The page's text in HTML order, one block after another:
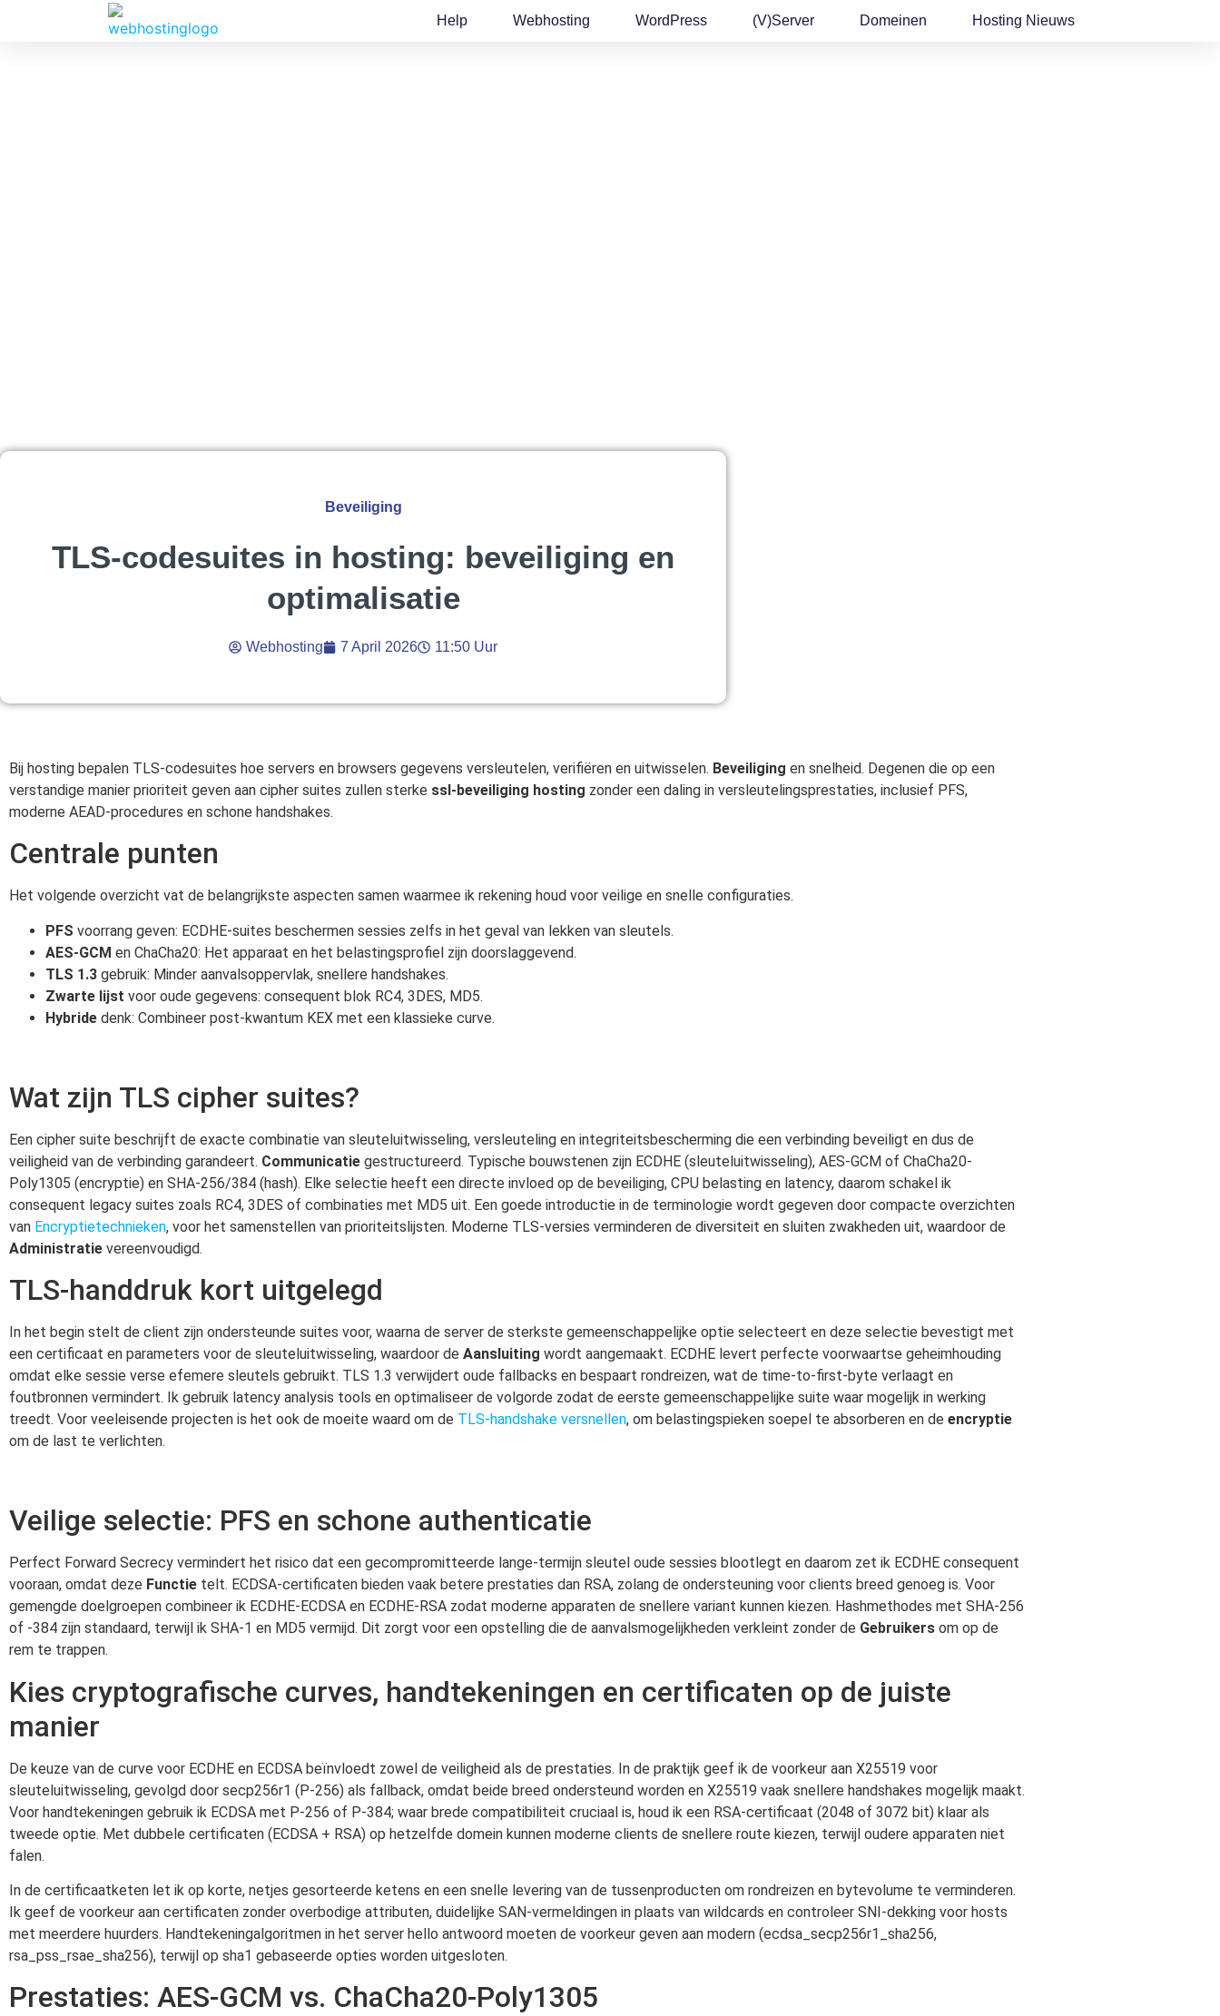
Help Webhosting WordPress (v)Server Domeinen Hosting Nieuws
Beveiliging
TLS-codesuites in hosting: beveiliging en
optimalisatie
Webhosting 7 April 2026 11:50 Uur
Bij hosting bepalen TLS-codesuites hoe servers en browsers gegevens versleutelen, verifiëren en uitwisselen. Beveiliging en snelheid. Degenen die op een
verstandige manier prioriteit geven aan cipher suites zullen sterke ssl-beveiliging hosting zonder een daling in versleutelingsprestaties, inclusief PFS,
moderne AEAD-procedures en schone handshakes.
Centrale punten
Het volgende overzicht vat de belangrijkste aspecten samen waarmee ik rekening houd voor veilige en snelle configuraties.
PFS voorrang geven: ECDHE-suites beschermen sessies zelfs in het geval van lekken van sleutels.
AES-GCM en ChaCha20: Het apparaat en het belastingsprofiel zijn doorslaggevend.
TLS 1.3 gebruik: Minder aanvalsoppervlak, snellere handshakes.
Zwarte lijst voor oude gegevens: consequent blok RC4, 3DES, MD5.
Hybride denk: Combineer post-kwantum KEX met een klassieke curve.
Wat zijn TLS cipher suites?
Een cipher suite beschrijft de exacte combinatie van sleuteluitwisseling, versleuteling en integriteitsbescherming die een verbinding beveiligt en dus de
veiligheid van de verbinding garandeert. Communicatie gestructureerd. Typische bouwstenen zijn ECDHE (sleuteluitwisseling), AES-GCM of ChaCha20-
Poly1305 (encryptie) en SHA-256/384 (hash). Elke selectie heeft een directe invloed op de beveiliging, CPU belasting en latency, daarom schakel ik
consequent legacy suites zoals RC4, 3DES of combinaties met MD5 uit. Een goede introductie in de terminologie wordt gegeven door compacte overzichten
van Encryptietechnieken, voor het samenstellen van prioriteitslijsten. Moderne TLS-versies verminderen de diversiteit en sluiten zwakheden uit, waardoor de
Administratie vereenvoudigd.
TLS-handdruk kort uitgelegd
In het begin stelt de client zijn ondersteunde suites voor, waarna de server de sterkste gemeenschappelijke optie selecteert en deze selectie bevestigt met
een certificaat en parameters voor de sleuteluitwisseling, waardoor de Aansluiting wordt aangemaakt. ECDHE levert perfecte voorwaartse geheimhouding
omdat elke sessie verse efemere sleutels gebruikt. TLS 1.3 verwijdert oude fallbacks en bespaart rondreizen, wat de time-to-first-byte verlaagt en
foutbronnen vermindert. Ik gebruik latency analysis tools en optimaliseer de volgorde zodat de eerste gemeenschappelijke suite waar mogelijk in werking
treedt. Voor veeleisende projecten is het ook de moeite waard om de TLS-handshake versnellen, om belastingspieken soepel te absorberen en de encryptie
om de last te verlichten.
Veilige selectie: PFS en schone authenticatie
Perfect Forward Secrecy vermindert het risico dat een gecompromitteerde lange-termijn sleutel oude sessies blootlegt en daarom zet ik ECDHE consequent
vooraan, omdat deze Functie telt. ECDSA-certificaten bieden vaak betere prestaties dan RSA, zolang de ondersteuning voor clients breed genoeg is. Voor
gemengde doelgroepen combineer ik ECDHE-ECDSA en ECDHE-RSA zodat moderne apparaten de snellere variant kunnen kiezen. Hashmethodes met SHA-256
of -384 zijn standaard, terwijl ik SHA-1 en MD5 vermijd. Dit zorgt voor een opstelling die de aanvalsmogelijkheden verkleint zonder de Gebruikers om op de
rem te trappen.
Kies cryptografische curves, handtekeningen en certificaten op de juiste
manier
De keuze van de curve voor ECDHE en ECDSA beïnvloedt zowel de veiligheid als de prestaties. In de praktijk geef ik de voorkeur aan X25519 voor
sleuteluitwisseling, gevolgd door secp256r1 (P-256) als fallback, omdat beide breed ondersteund worden en X25519 vaak snellere handshakes mogelijk maakt.
Voor handtekeningen gebruik ik ECDSA met P-256 of P-384; waar brede compatibiliteit cruciaal is, houd ik een RSA-certificaat (2048 of 3072 bit) klaar als
tweede optie. Met dubbele certificaten (ECDSA + RSA) op hetzelfde domein kunnen moderne clients de snellere route kiezen, terwijl oudere apparaten niet
falen.
In de certificaatketen let ik op korte, netjes gesorteerde ketens en een snelle levering van de tussenproducten om rondreizen en bytevolume te verminderen.
Ik geef de voorkeur aan certificaten zonder overbodige attributen, duidelijke SAN-vermeldingen in plaats van wildcards en controleer SNI-dekking voor hosts
met meerdere huurders. Handtekeningalgoritmen in het server hello antwoord moeten de voorkeur geven aan modern (ecdsa_secp256r1_sha256,
rsa_pss_rsae_sha256), terwijl op sha1 gebaseerde opties worden uitgesloten.
Prestaties: AES-GCM vs. ChaCha20-Poly1305